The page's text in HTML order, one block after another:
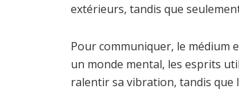
extérieurs, tandis que
Pour communiquer, le médium
un monde mental, les esprits
ralentir sa vibration, tandis que